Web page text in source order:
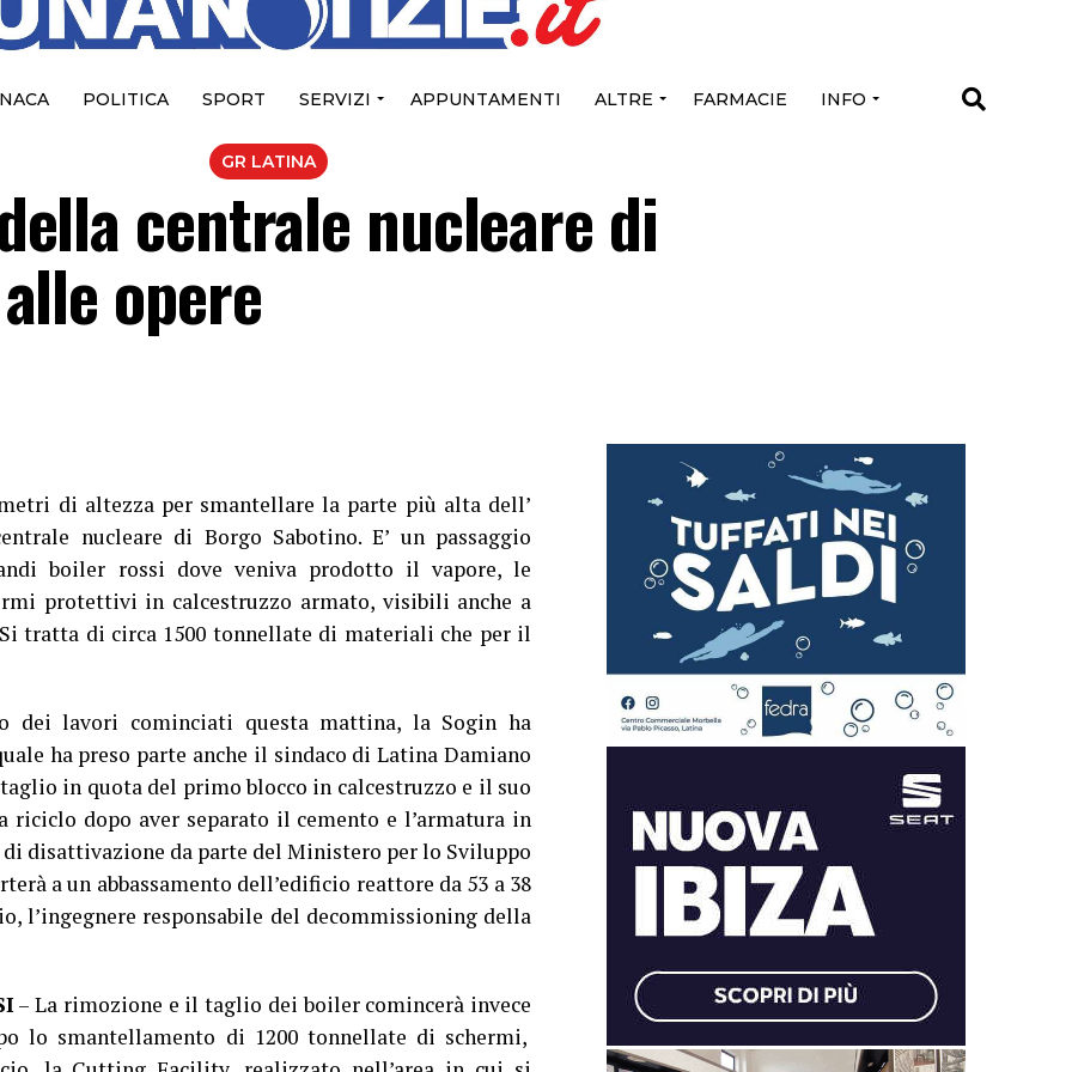
POLITICA SPORT SERVIZI APPUNTAMENTI ALTRE FARMACIE INFO
GR LATINA
centrale nucleare di
opere
di altezza per smantellare la parte più alta dell’
nucleare di Borgo Sabotino. E’ un passaggio
boiler rossi dove veniva prodotto il vapore, le
protettivi in calcestruzzo armato, visibili anche a
tratta di circa 1500 tonnellate di materiali che per il
dei lavori cominciati questa mattina, la Sogin ha
ha preso parte anche il sindaco di Latina Damiano
in quota del primo blocco in calcestruzzo e il suo
riciclo dopo aver separato il cemento e l’armatura in
di disattivazione da parte del Ministero per lo Sviluppo
a un abbassamento dell’edificio reattore da 53 a 38
l’ingegnere responsabile del decommissioning della
– La rimozione e il taglio dei boiler comincerà invece
lo smantellamento di 1200 tonnellate di schermi,